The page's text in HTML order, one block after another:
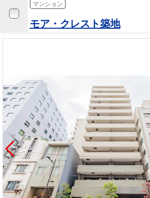
マンション
モア・クレスト築地